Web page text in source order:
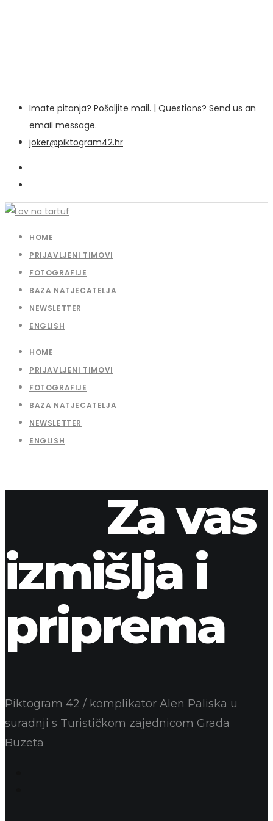
Imate pitanja? Pošaljite mail. | Questions? Send us an
email message.
joker@piktogram42.hr
HOME
PRIJAVLJENI TIMOVI
FOTOGRAFIJE
BAZA NATJECATELJA
NEWSLETTER
ENGLISH
HOME
PRIJAVLJENI TIMOVI
FOTOGRAFIJE
BAZA NATJECATELJA
NEWSLETTER
ENGLISH
Za vas
izmišlja i
priprema
Piktogram 42 / komplikator Alen Paliska u
suradnji s Turističkom zajednicom Grada
Buzeta